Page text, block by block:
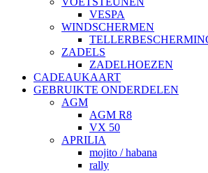
VESPA
WINDSCHERMEN
ZADELS
ZADELHOEZEN
CADEAUKAART
GEBRUIKTE ONDERDELEN
AGM
AGM R8
VX 50
APRILIA
mojito / habana
rally